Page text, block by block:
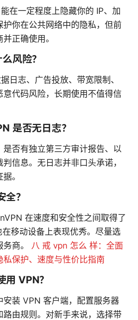
在一定程度上隐藏你的 IP、加
护你在公共网络中的隐私，但前
正确使用。
风险？
日志、广告投放、带宽限制、
代码风险，长期使用不值得信
是否无日志？
是否有独立第三方审计报告、以
信息。无日志并非口头承诺，
。
？
在速度和安全性之间取得了
在移动设备上表现优秀。尽量选
商。
八 戒 vpn 怎么 样：全面
保护、速度与性价比指南
用 VPN？
安装 VPN 客户端，配置服务器
路由规则。对新手来说，选择带